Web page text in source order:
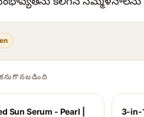
Sun Serum - Pearl |
3-in-